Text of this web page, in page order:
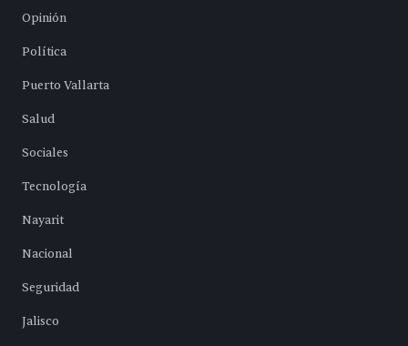
Opinión
Política
Puerto Vallarta
Salud
Sociales
Tecnología
Nayarit
Nacional
Seguridad
Jalisco